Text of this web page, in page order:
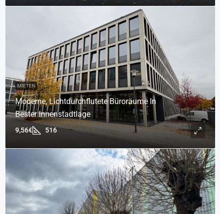
MIETEN
Moderne, Lichtdurchflutete Büroräume In
Bester Innenstadtlage
9,56€ 516